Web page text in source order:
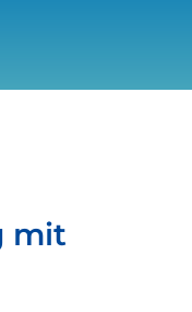
mit